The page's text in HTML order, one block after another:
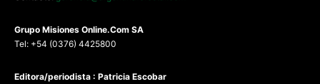
Grupo Misiones Online.Com SA
Tel: +54 (0376) 4425800
Editora/periodista : Patricia Escobar